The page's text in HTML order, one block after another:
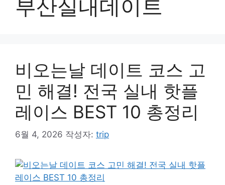
부산실내데이트
비오는날 데이트 코스 고
민 해결! 전국 실내 핫플
레이스 BEST 10 총정리
6월 4, 2026 작성자: trip